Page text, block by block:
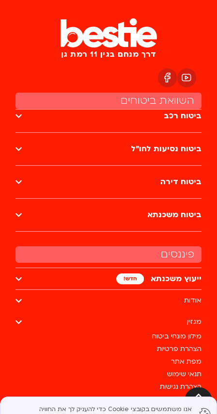
אנו משתמשים בקובצי Cookie כדי להעניק לך את החוויה
פיננסים
ייעוץ משכנתא
אודות
מגזין
מילון מונחי ביטוח
הצהרת פרטיות
מפת אתר
תנאי שימוש
הצהרת נגישות
צרו קשר
דרך מנחם בגין 11 רמת גן
השוואת ביטוחים
ביטוח רכב
ביטוח נסיעות לחו״ל
ביטוח דירה
ביטוח משכנתא
כל הזכויות שמורות לבסטי @ 2025